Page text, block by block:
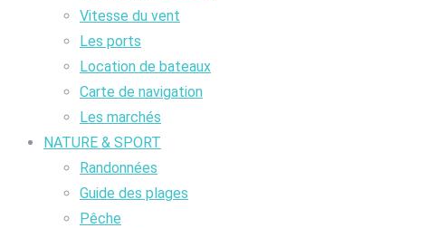
Vitesse du vent
Les ports
Location de bateaux
Carte de navigation
Les marchés
NATURE & SPORT
Randonnées
Guide des plages
Pêche